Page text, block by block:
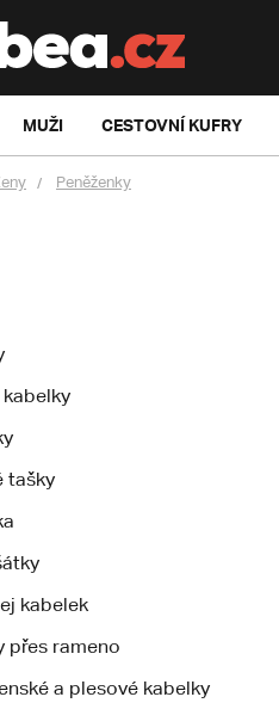
MUŽI CESTOVNÍ KUFRY
Peněženky
kabelky
tašky
kabelek
přes rameno
a plesové kabelky